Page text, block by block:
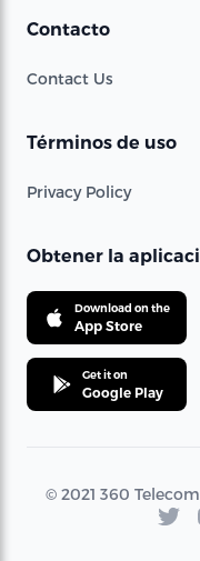
Contacto
Contact Us
Términos de uso
Privacy Policy
Obtener la
Download on the
App Store
Get it on
Google Play
© 2021 360